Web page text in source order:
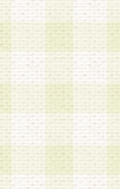
必要事項を入
登録を承認し
めのログイン
登録情報の全
らないものと
びパスワード